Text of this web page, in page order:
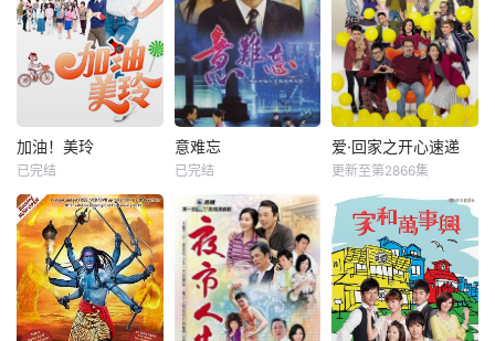
加油！美玲
已完结
意难忘
已完结
爱·回家之开心速递
更新至第2866集